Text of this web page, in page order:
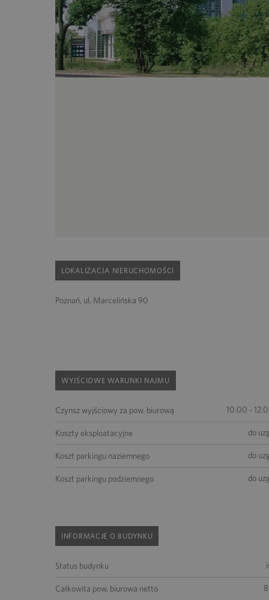
LOKALIZACJA NIERUCHOMOŚCI
Poznań, ul. Marcelińska 90
WYJŚCIOWE WARUNKI NAJMU
Czynsz wyjściowy za pow. biurową 10.00 -
Koszty eksploatacyjne do
Koszt parkingu naziemnego do
Koszt parkingu podziemnego do
INFORMACJE O BUDYNKU
Status budynku
Całkowita pow. biurowa netto